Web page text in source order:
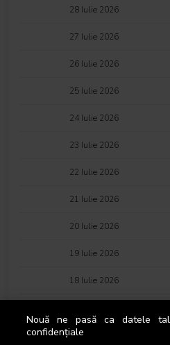
28 Iulie 2026
27 Iulie 2026
26 Iulie 2026
25 Iulie 2026
24 Iulie 2026
23 Iulie 2026
22 Iulie 2026
21 Iulie 2026
20 Iulie 2026
19 Iulie 2026
18 Iulie 2026
16 Iulie 2026
Nouă ne pasă ca datele
confidențiale